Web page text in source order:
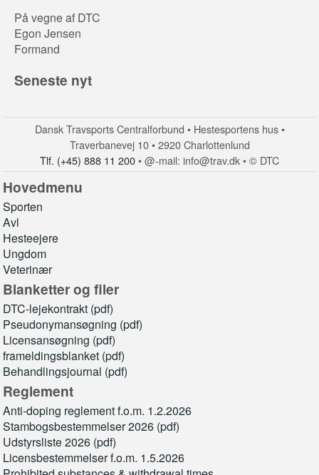
På vegne af DTC
Egon Jensen
Formand
Seneste nyt
Dansk Travsports Centralforbund • Hestesportens hus •
Traverbanevej 10 • 2920 Charlottenlund
Tlf. (+45) 888 11 200• @-mail: info@trav.dk • © DTC
Hovedmenu
Sporten
Avl
Hesteejere
Ungdom
Veterinær
Blanketter og filer
DTC-lejekontrakt (pdf)
Pseudonymansøgning (pdf)
Licensansøgning (pdf)
frameldingsblanket (pdf)
Behandlingsjournal (pdf)
Reglement
Anti-doping reglement f.o.m. 1.2.2026
Stambogsbestemmelser 2026 (pdf)
Udstyrsliste 2026 (pdf)
Licensbestemmelser f.o.m. 1.5.2026